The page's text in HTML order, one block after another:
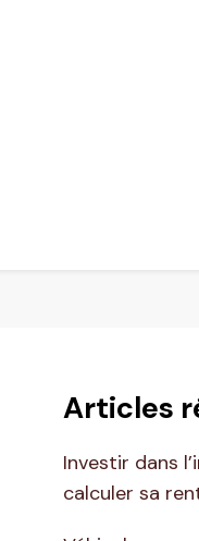
Articles
Investir dans
calculer sa